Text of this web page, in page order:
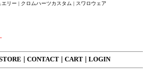
リー | クロムハーツカスタム | スワロウェア
CONTACT CART LOGIN